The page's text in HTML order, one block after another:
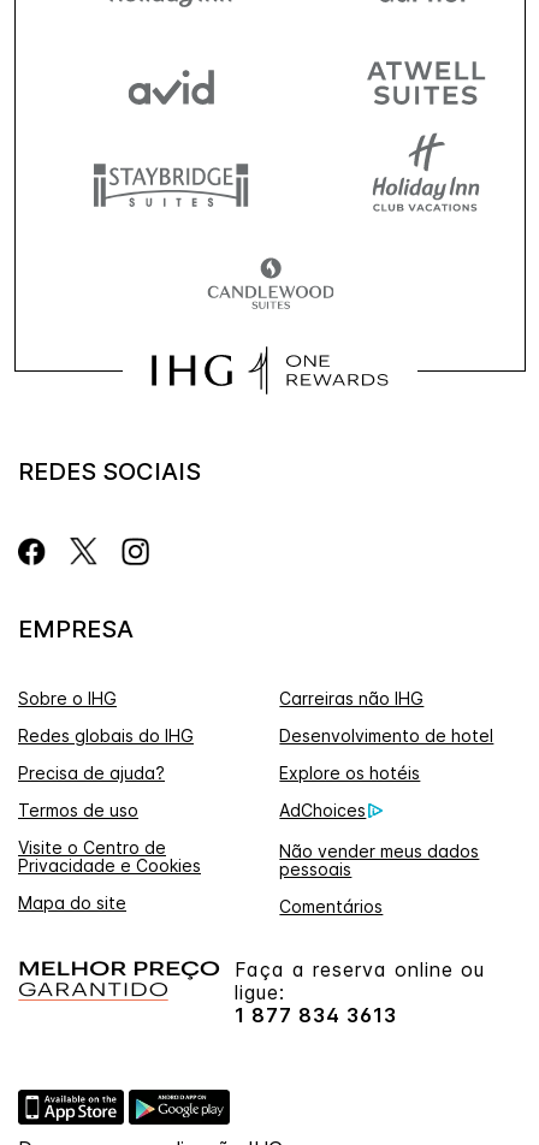
REDES SOCIAIS
EMPRESA
Sobre o IHG
Carreiras não IHG
Redes globais do IHG
Desenvolvimento de hotel
Precisa de ajuda?
Explore os hotéis
Termos de uso
AdChoices
Visite o Centro de
Privacidade e Cookies
Não vender meus dados
pessoais
Mapa do site
Comentários
Faça a reserva online ou
ligue:
1 877 834 3613